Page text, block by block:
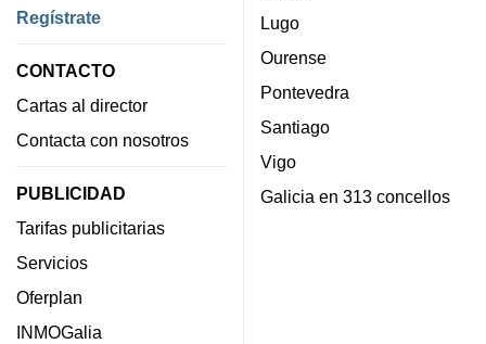
Regístrate
CONTACTO
Cartas al director
Contacta con nosotros
PUBLICIDAD
Tarifas publicitarias
Servicios
Oferplan
INMOGalia
Lugo
Ourense
Pontevedra
Santiago
Vigo
Galicia en 313 concellos